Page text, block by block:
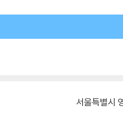
서울특별시